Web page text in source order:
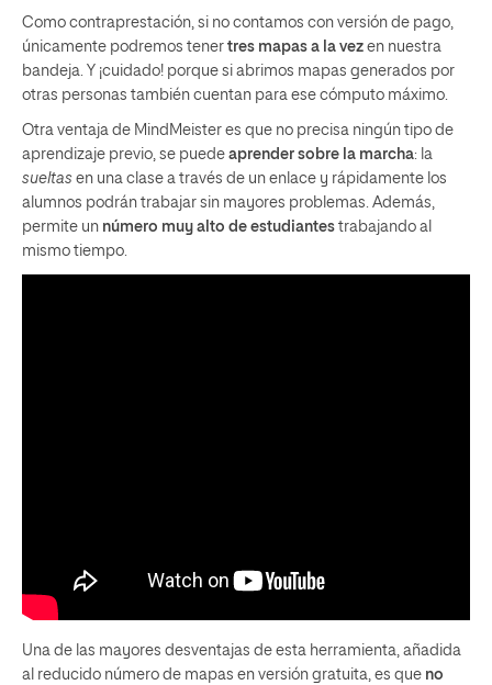
Como contraprestación, si no contamos con versión de pago,
únicamente podremos tener tres mapas a la vez en nuestra
bandeja. Y ¡cuidado! porque si abrimos mapas generados por
otras personas también cuentan para ese cómputo máximo.
Otra ventaja de MindMeister es que no precisa ningún tipo de
aprendizaje previo, se puede aprender sobre la marcha: la
sueltas en una clase a través de un enlace y rápidamente los
alumnos podrán trabajar sin mayores problemas. Además,
permite un número muy alto de estudiantes trabajando al
mismo tiempo.
Una de las mayores desventajas de esta herramienta, añadida
al reducido número de mapas en versión gratuita, es que no